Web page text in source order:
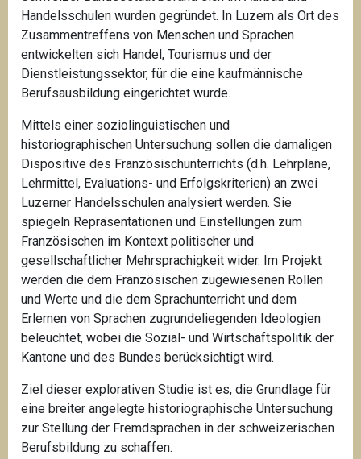
Handelsschulen wurden gegründet. In Luzern als Ort des
Zusammentreffens von Menschen und Sprachen
entwickelten sich Handel, Tourismus und der
Dienstleistungssektor, für die eine kaufmännische
Berufsausbildung eingerichtet wurde.
Mittels einer soziolinguistischen und
historiographischen Untersuchung sollen die damaligen
Dispositive des Französischunterrichts (d.h. Lehrpläne,
Lehrmittel, Evaluations- und Erfolgskriterien) an zwei
Luzerner Handelsschulen analysiert werden. Sie
spiegeln Repräsentationen und Einstellungen zum
Französischen im Kontext politischer und
gesellschaftlicher Mehrsprachigkeit wider. Im Projekt
werden die dem Französischen zugewiesenen Rollen
und Werte und die dem Sprachunterricht und dem
Erlernen von Sprachen zugrundeliegenden Ideologien
beleuchtet, wobei die Sozial- und Wirtschaftspolitik der
Kantone und des Bundes berücksichtigt wird.
Ziel dieser explorativen Studie ist es, die Grundlage für
eine breiter angelegte historiographische Untersuchung
zur Stellung der Fremdsprachen in der schweizerischen
Berufsbildung zu schaffen.